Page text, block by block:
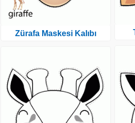
Zürafa Maskesi Kalıbı